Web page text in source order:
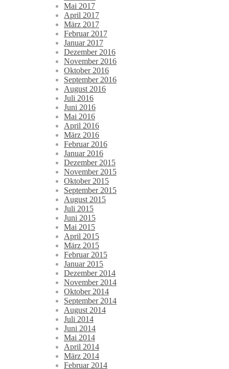
Mai 2017
April 2017
März 2017
Februar 2017
Januar 2017
Dezember 2016
November 2016
Oktober 2016
September 2016
August 2016
Juli 2016
Juni 2016
Mai 2016
April 2016
März 2016
Februar 2016
Januar 2016
Dezember 2015
November 2015
Oktober 2015
September 2015
August 2015
Juli 2015
Juni 2015
Mai 2015
April 2015
März 2015
Februar 2015
Januar 2015
Dezember 2014
November 2014
Oktober 2014
September 2014
August 2014
Juli 2014
Juni 2014
Mai 2014
April 2014
März 2014
Februar 2014